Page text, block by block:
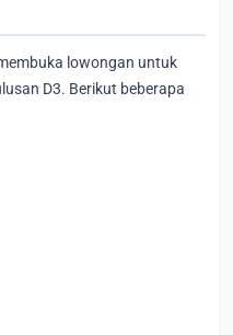
lowongan untuk
D3. Berikut beberapa